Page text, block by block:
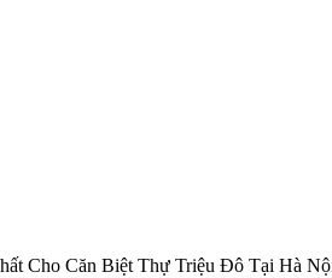
Cho Căn Biệt Thự Triệu Đô Tại Hà